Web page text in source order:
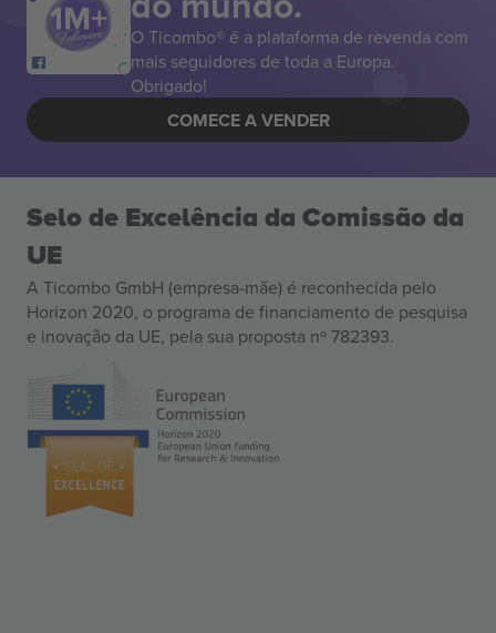
O Ticombo® é a plataforma de revenda com
mais seguidores de toda a Europa.
Obrigado!
COMECE A VENDER
Selo de Excelência da Comissão da
UE
A Ticombo GmbH (empresa-mãe) é reconhecida pelo
Horizon 2020, o programa de financiamento de pesquisa
e inovação da UE, pela sua proposta nº 782393.